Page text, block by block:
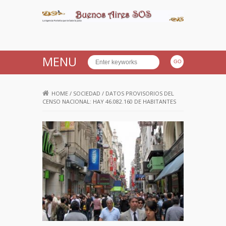
MENU
HOME / SOCIEDAD / DATOS PROVISORIOS DEL
CENSO NACIONAL: HAY 46.082.160 DE HABITANTES